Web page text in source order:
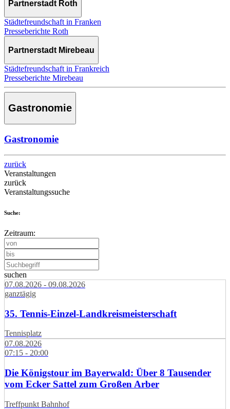
Partnerstadt Roth
Städtefreundschaft in Franken
Presseberichte Roth
Partnerstadt Mirebeau
Städtefreundschaft in Frankreich
Presseberichte Mirebeau
Gastronomie
Gastronomie
zurück
Veranstaltungen
zurück
Veranstaltungssuche
Suche:
Zeitraum:
suchen
07.08.2026 - 09.08.2026
ganztägig
35. Tennis-Einzel-Landkreismeisterschaft
Tennisplatz
07.08.2026
07:15 - 20:00
Die Königstour im Bayerwald: Über 8 Tausender
vom Ecker Sattel zum Großen Arber
Treffpunkt Bahnhof